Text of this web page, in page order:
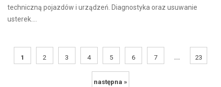
techniczną pojazdów i urządzeń. Diagnostyka oraz usuwanie
usterek....
1 2 3 4 5 6 7 ... 23
następna »